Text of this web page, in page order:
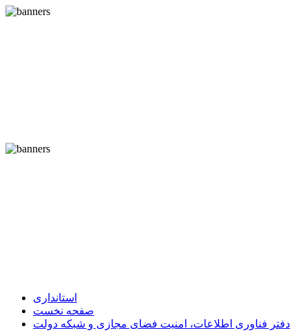
استانداری
صفحه نخست
دفتر فناوری اطلاعات، امنیت فضای مجازی و شبکه دولت